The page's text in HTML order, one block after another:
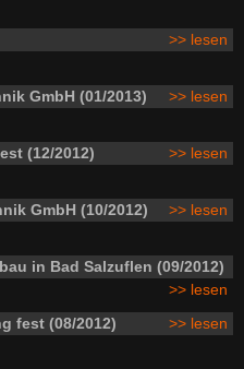
>> lesen
GmbH (01/2013) >> lesen
(12/2012) >> lesen
GmbH (10/2012) >> lesen
in Bad Salzuflen (09/2012)
>> lesen
fest (08/2012)
>> lesen